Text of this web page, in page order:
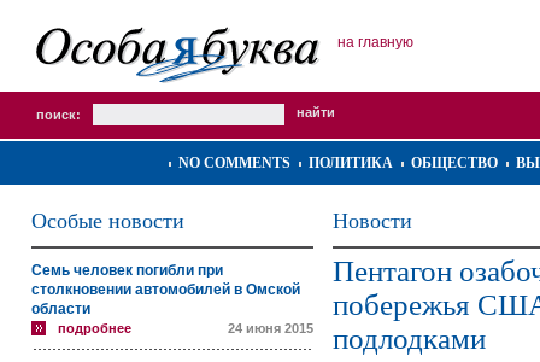
на главную
поиск:
NO COMMENTS ПОЛИТИКА ОБЩЕСТВО
Особые новости
Семь человек погибли при
столкновении автомобилей в Омской
области
подробнее 24 июня 2015
Новости
Пентагон
побережья
подлодками